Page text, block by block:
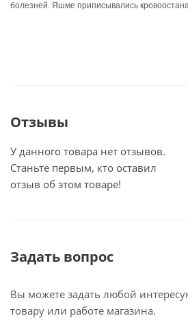
болезней. Яшме приписывались
Отзывы
У данного товара нет отзывов.
Станьте первым, кто оставил
отзыв об этом товаре!
Задать вопрос
Вы можете задать любой
товару или работе магазина.